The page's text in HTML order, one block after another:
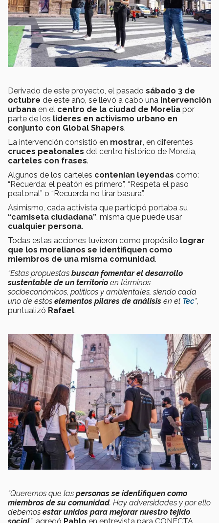
Derivado de este proyecto, el pasado sábado 3 de
octubre de este año, se llevó a cabo una intervención
urbana en el centro de la ciudad de Morelia por
parte de los líderes en activismo urbano en
conjunto con Global Shapers.
La intervención consistió en mostrar, en diferentes
cruces peatonales del centro histórico de Morelia,
carteles con frases.
Algunos de los carteles contenían leyendas como:
“Recuerda: el peatón es primero”, “Respeta el paso
peatonal” o “Recuerda no tirar basura”.
Asimismo, cada activista que participó portaba su
“camiseta ciudadana”, misma que puede usar
cualquier persona.
Todas estas acciones tuvieron como propósito lograr
que los morelianos se identifiquen como
miembros de una misma comunidad.
“Estas propuestas buscan fomentar el desarrollo
sustentable de un territorio en términos
socioeconómicos, políticos y ambientales, siendo cada
uno de estos elementos pilares de análisis en el Tec”,
puntualizó Rafael.
“Queremos que las personas se identifiquen como
miembros de su comunidad. Hay adversidades y por ello
debemos estar unidos para mejorar nuestro tejido